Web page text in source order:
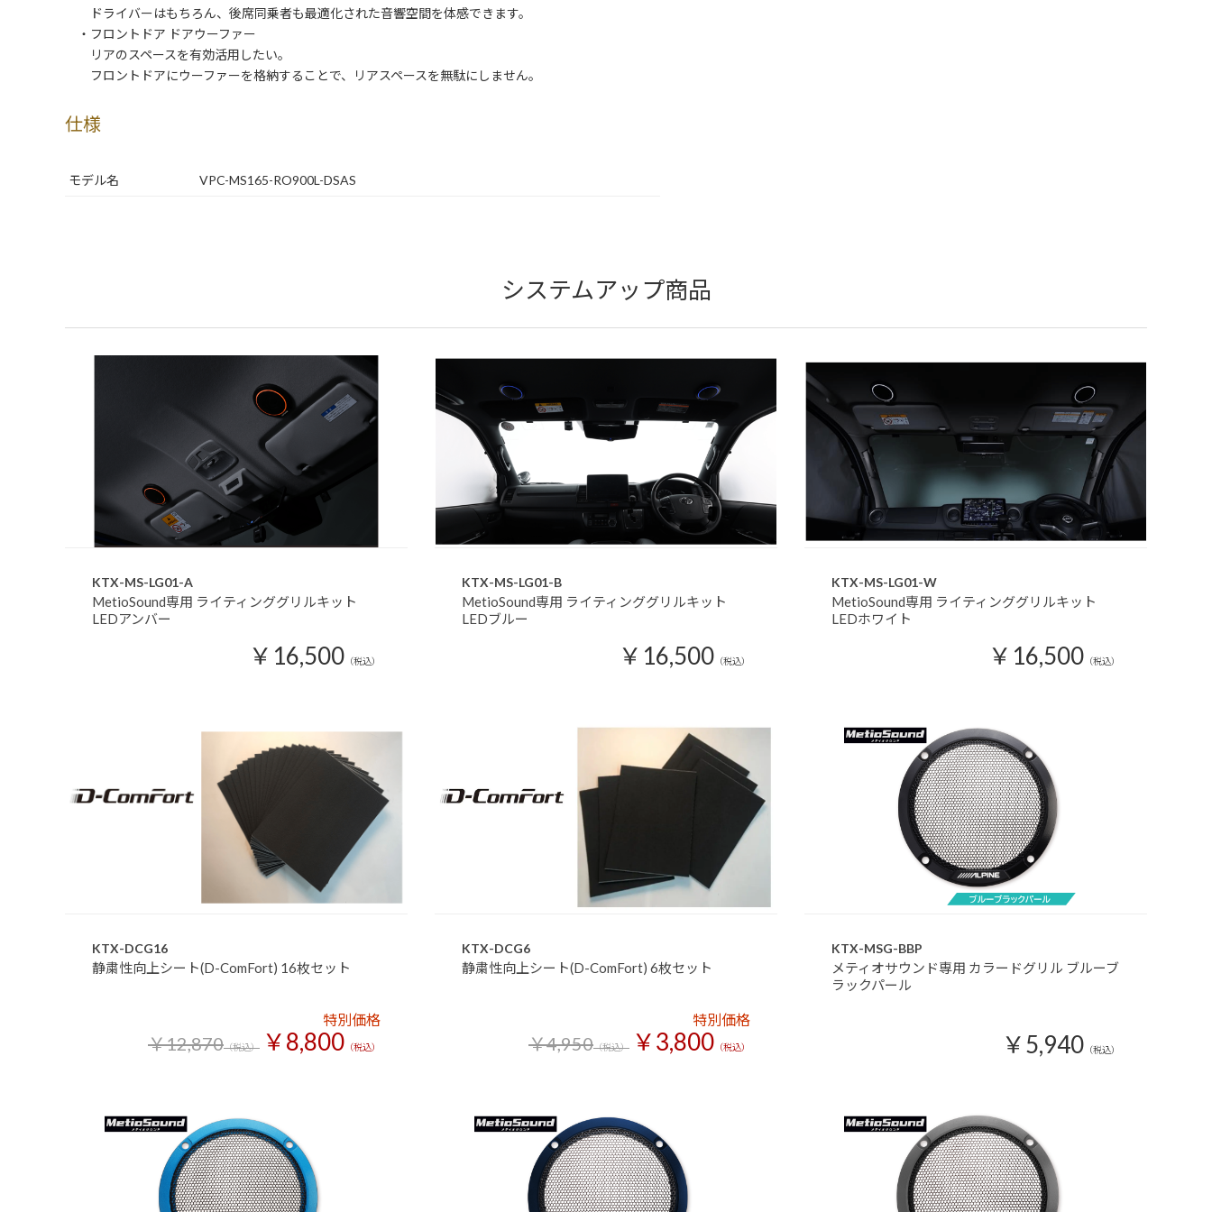
ドライバーはもちろん、後席同乗者も最適化された音響空間を体感できます。
・フロントドア ドアウーファー
リアのスペースを有効活用したい。
フロントドアにウーファーを格納することで、リアスペースを無駄にしません。
仕様
モデル名 VPC-MS165-RO900L-DSAS
システムアップ商品
KTX-MS-LG01-A
MetioSound専用 ライティンググリルキット
LEDアンバー
￥16,500 （税込）
KTX-MS-LG01-B
MetioSound専用 ライティンググリルキット
LEDブルー
￥16,500 （税込）
KTX-MS-LG01-W
MetioSound専用 ライティンググリルキット
LEDホワイト
￥16,500 （税込）
KTX-DCG16
静粛性向上シート(D-ComFort) 16枚セット
特別価格
￥12,870（税込） ￥8,800 （税込）
KTX-DCG6
静粛性向上シート(D-ComFort) 6枚セット
特別価格
￥4,950（税込） ￥3,800 （税込）
KTX-MSG-BBP
メティオサウンド専用 カラードグリル ブルーブ
ラックパール
￥5,940 （税込）